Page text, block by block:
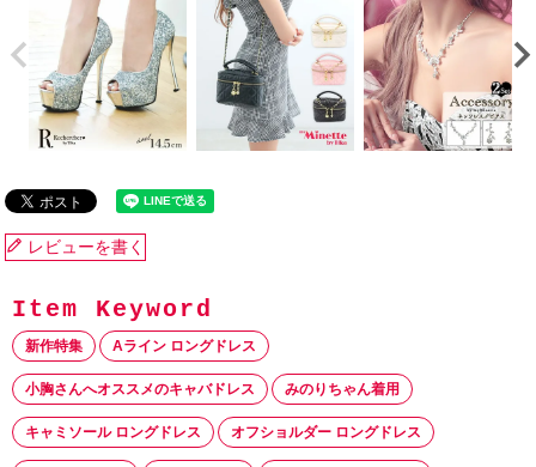
レビューを書く
新作特集 Aライン ロングドレス
小胸さんへオススメのキャバドレス みのりちゃん着用
キャミソール ロングドレス オフショルダー ロングドレス